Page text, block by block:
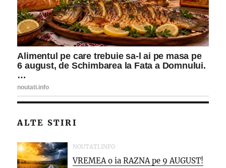
ALTE STIRI
NOUTATI.INFO
VREMEA o ia RAZNA pe 9 AUGUST!